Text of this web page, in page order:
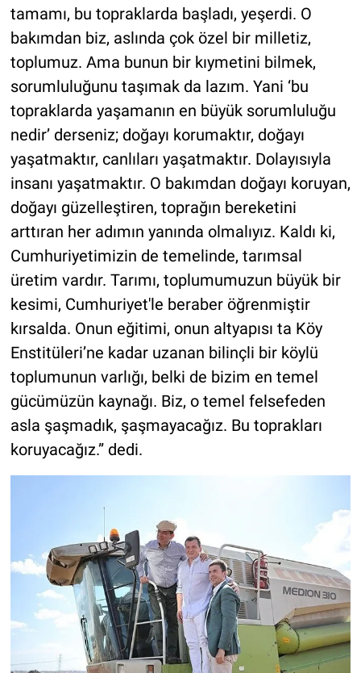
tamamı, bu topraklarda başladı, yeşerdi. O
bakımdan biz, aslında çok özel bir milletiz,
toplumuz. Ama bunun bir kıymetini bilmek,
sorumluluğunu taşımak da lazım. Yani ‘bu
topraklarda yaşamanın en büyük sorumluluğu
nedir’ derseniz; doğayı korumaktır, doğayı
yaşatmaktır, canlıları yaşatmaktır. Dolayısıyla
insanı yaşatmaktır. O bakımdan doğayı koruyan,
doğayı güzelleştiren, toprağın bereketini
arttıran her adımın yanında olmalıyız. Kaldı ki,
Cumhuriyetimizin de temelinde, tarımsal
üretim vardır. Tarımı, toplumumuzun büyük bir
kesimi, Cumhuriyet'le beraber öğrenmiştir
kırsalda. Onun eğitimi, onun altyapısı ta Köy
Enstitüleri’ne kadar uzanan bilinçli bir köylü
toplumunun varlığı, belki de bizim en temel
gücümüzün kaynağı. Biz, o temel felsefeden
asla şaşmadık, şaşmayacağız. Bu toprakları
koruyacağız.” dedi.